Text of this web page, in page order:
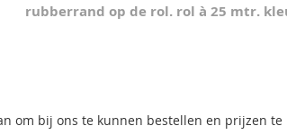
rubberrand op de rol. rol à 25 mtr.
om bij ons te kunnen bestellen en prijzen te